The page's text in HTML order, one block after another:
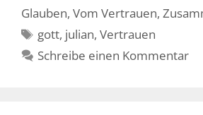
Glauben, Vom Vertrauen,
Schlagwörter
gott, julian,Vertrauen
Schreibe einen Kommentar